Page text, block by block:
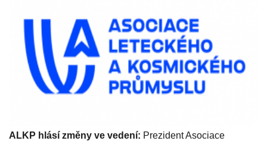
ALKP hlásí změny ve vedení: Prezident Asociace